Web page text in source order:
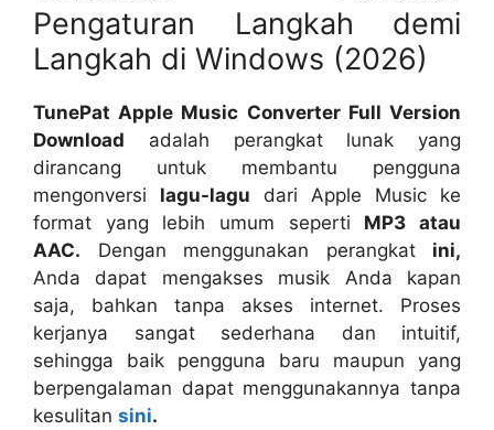
Pengaturan Langkah demi
Langkah di Windows (2026)
TunePat Apple Music Converter Full Version
Download adalah perangkat lunak yang
dirancang untuk membantu pengguna
mengonversi lagu-lagu dari Apple Music ke
format yang lebih umum seperti MP3 atau
AAC. Dengan menggunakan perangkat ini,
Anda dapat mengakses musik Anda kapan
saja, bahkan tanpa akses internet. Proses
kerjanya sangat sederhana dan intuitif,
sehingga baik pengguna baru maupun yang
berpengalaman dapat menggunakannya tanpa
kesulitan sini.